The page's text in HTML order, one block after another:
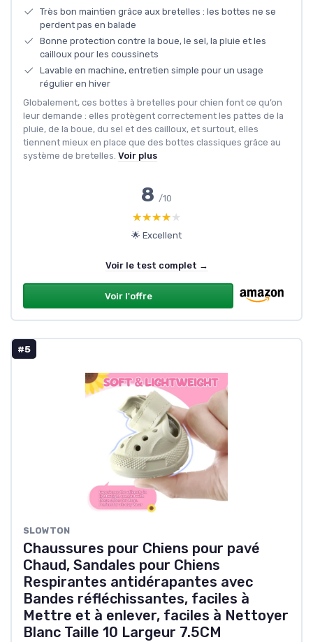
Très bon maintien grâce aux bretelles : les bottes ne se
perdent pas en balade
Bonne protection contre la boue, le sel, la pluie et les
cailloux pour les coussinets
Lavable en machine, entretien simple pour un usage
régulier en hiver
Globalement, ces bottes à bretelles pour chien font ce qu’on
leur demande : elles protègent correctement les pattes de la
pluie, de la boue, du sel et des cailloux, et surtout, elles
tiennent mieux en place que des bottes classiques grâce au
système de bretelles. Voir plus
8 /10
★★★★★
★★★★★
🌟 Excellent
Voir le test complet →
Voir l'offre
#5
SLOWTON
Chaussures pour Chiens pour pavé
Chaud, Sandales pour Chiens
Respirantes antidérapantes avec
Bandes réfléchissantes, faciles à
Mettre et à enlever, faciles à Nettoyer
Blanc Taille 10 Largeur 7.5CM